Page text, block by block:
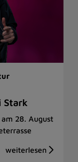
Stark
am 28. August